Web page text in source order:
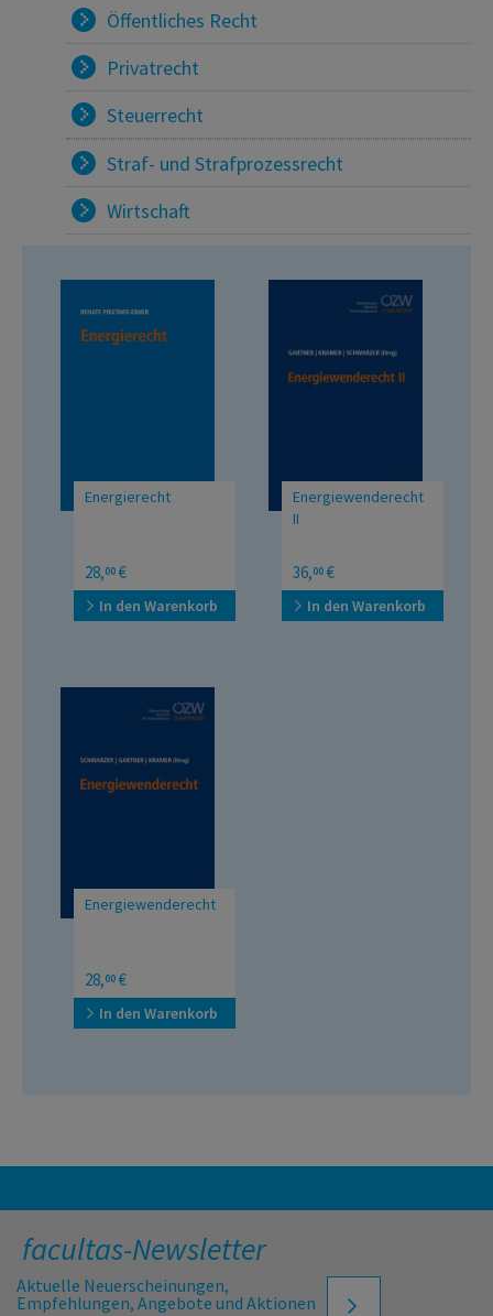
Öffentliches Recht
Privatrecht
Steuerrecht
Straf- und Strafprozessrecht
Wirtschaft
Energierecht
28,00 €
In den Warenkorb
Energiewenderecht
II
36,00 €
In den Warenkorb
Energiewenderecht
28,00 €
In den Warenkorb
facultas-Newsletter
Aktuelle Neuerscheinungen,
Empfehlungen, Angebote und Aktionen